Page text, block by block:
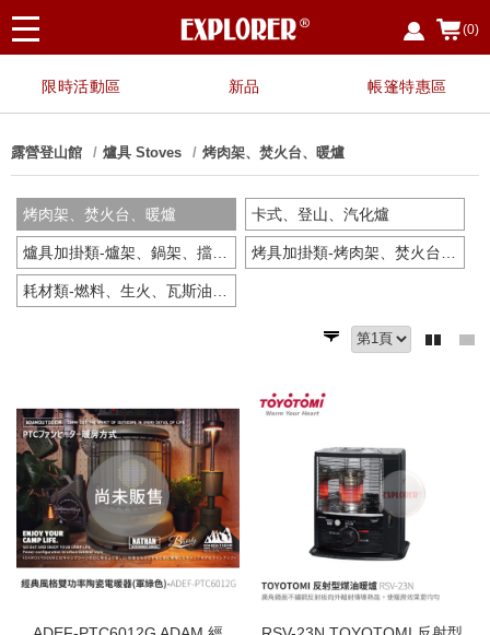
(0)
限時活動區 新品 帳篷特惠區
露營登山館 爐具 Stoves 烤肉架、焚火台、暖爐
烤肉架、焚火台、暖爐 卡式、登山、汽化爐